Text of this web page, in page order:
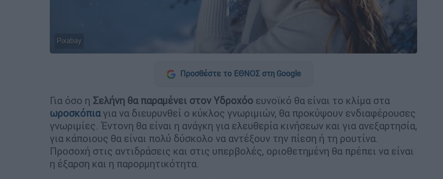
Pixabay
Προσθέστε το ΕΘΝΟΣ στη Google
Για όσο η Σελήνη θα παραμένει στον Υδροχόο ευνοϊκό θα είναι το κλίμα στα
ωροσκόπια για να διευρυνθεί ο κύκλος γνωριμιών, θα προκύψουν ενδιαφέρουσες
γνωριμίες. Έντονη θα είναι η ανάγκη για ελευθερία κινήσεων και για ανεξαρτησία,
για κάποιους θα είναι πολύ δύσκολο να αντέξουν την πίεση ή τη ρουτίνα.
Προσοχή στις αντιδράσεις και στις υπερβολές, οριοθετημένη θα πρέπει να είναι
η έξαρση και η παρορμητικότητα.